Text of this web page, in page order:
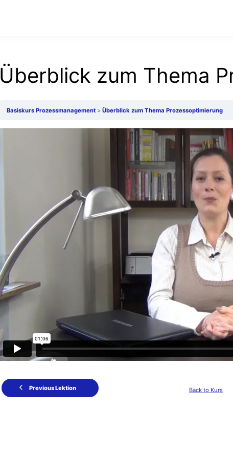
Überblick zum Thema
Basiskurs Prozessmanagement Überblick zum Thema Prozessoptimierung
Previous Lektion Back to Kurs